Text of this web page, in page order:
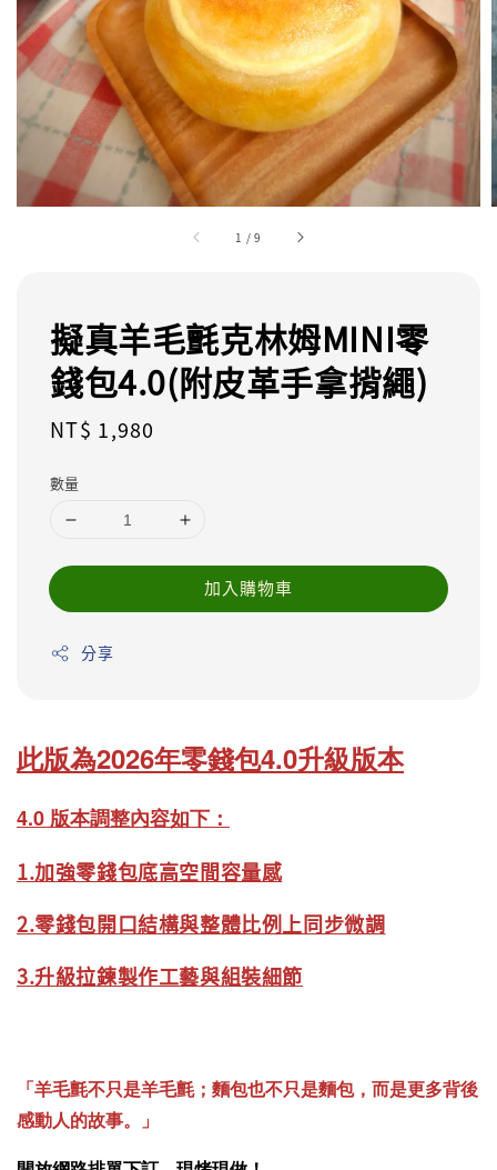
1 /9
擬真羊毛氈克林姆MINI零
錢包4.0(附皮革手拿揹繩)
Regular
NT$ 1,980
數量
加入購物車
分享
此版為2026年零錢包4.0升級版本
4.0 版本調整內容如下：
1.加強零錢包底高空間容量感
2.零錢包開口結構與整體比例上同步微調
3.升級拉鍊製作工藝與組裝細節
「羊毛氈不只是羊毛氈；麵包也不只是麵包，而是更多背後
感動人的故事。」